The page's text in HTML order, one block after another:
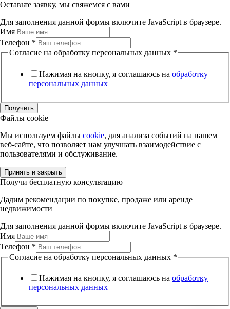
Оставьте заявку, мы свяжемся с вами
Для заполнения данной формы включите JavaScript в браузере.
Имя
Телефон *
Согласие на обработку персональных данных *
Нажимая на кнопку, я соглашаюсь на обработку
персональных данных
Получить
Файлы cookie
Мы используем файлы cookie, для анализа событий на нашем
веб-сайте, что позволяет нам улучшать взаимодействие с
пользователями и обслуживание.
Принять и закрыть
Получи бесплатную консультацию
Дадим рекомендации по покупке, продаже или аренде
недвижимости
Для заполнения данной формы включите JavaScript в браузере.
Имя
Телефон *
Согласие на обработку персональных данных *
Нажимая на кнопку, я соглашаюсь на обработку
персональных данных